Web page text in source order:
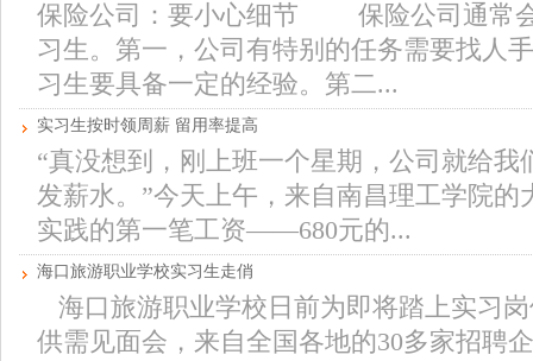
保险公司：要小心细节 保险公司通常
习生。第一，公司有特别的任务需要找人
习生要具备一定的经验。第二...
实习生按时领周薪 留用率提高
“真没想到，刚上班一个星期，公司就给
发薪水。”今天上午，来自南昌理工学院
实践的第一笔工资——680元的...
海口旅游职业学校实习生走俏
海口旅游职业学校日前为即将踏上实习
供需见面会，来自全国各地的30多家招聘